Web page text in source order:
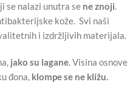
se nalazi unutra se ne znoji.
kože. Svi naši
i izdržljivih materijala.
jako su lagane. Visina osnove
đona, klompe se ne kližu.